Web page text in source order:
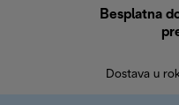
Besplatna
Dostava u